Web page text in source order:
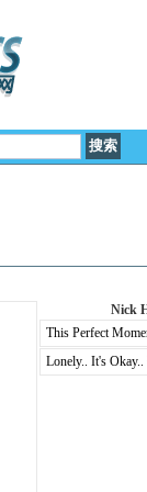
Nick
This Perfect
Lonely.. It's Okay..